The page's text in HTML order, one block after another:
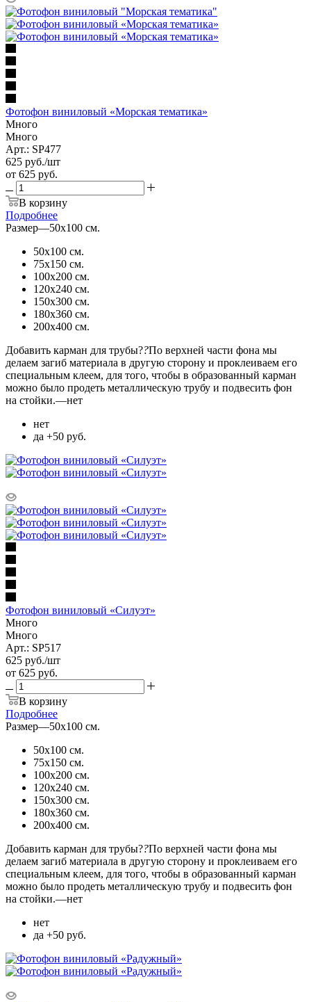
Фотофон виниловый «Морская тематика»
Много
Много
Арт.: SP477
625 руб./шт
от 625 руб.
В корзину
Подробнее
Размер—50х100 см.
50х100 см.
75х150 см.
100х200 см.
120х240 см.
150х300 см.
180х360 см.
200х400 см.
Добавить карман для трубы??По верхней части фона мы
делаем загиб материала в другую сторону и проклеиваем его
специальным клеем, для того, чтобы в образованный карман
можно было продеть металлическую трубу и подвесить фон
на стойки.—нет
нет
да +50 руб.
Фотофон виниловый «Силуэт»
Много
Много
Арт.: SP517
625 руб./шт
от 625 руб.
В корзину
Подробнее
Размер—50х100 см.
50х100 см.
75х150 см.
100х200 см.
120х240 см.
150х300 см.
180х360 см.
200х400 см.
Добавить карман для трубы??По верхней части фона мы
делаем загиб материала в другую сторону и проклеиваем его
специальным клеем, для того, чтобы в образованный карман
можно было продеть металлическую трубу и подвесить фон
на стойки.—нет
нет
да +50 руб.